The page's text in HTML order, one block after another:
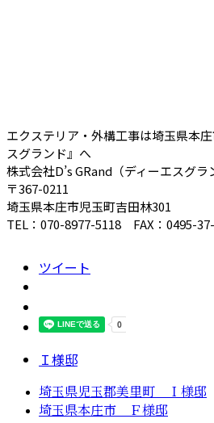
エクステリア・外構工事は埼玉県本
スグランド』へ
株式会社D’s GRand（ディーエスグラ
〒367-0211
埼玉県本庄市児玉町吉田林301
TEL：070-8977-5118 FAX：0495-
ツイート
Ｉ様邸
埼玉県児玉郡美里町 Ｉ様邸
埼玉県本庄市 Ｆ様邸